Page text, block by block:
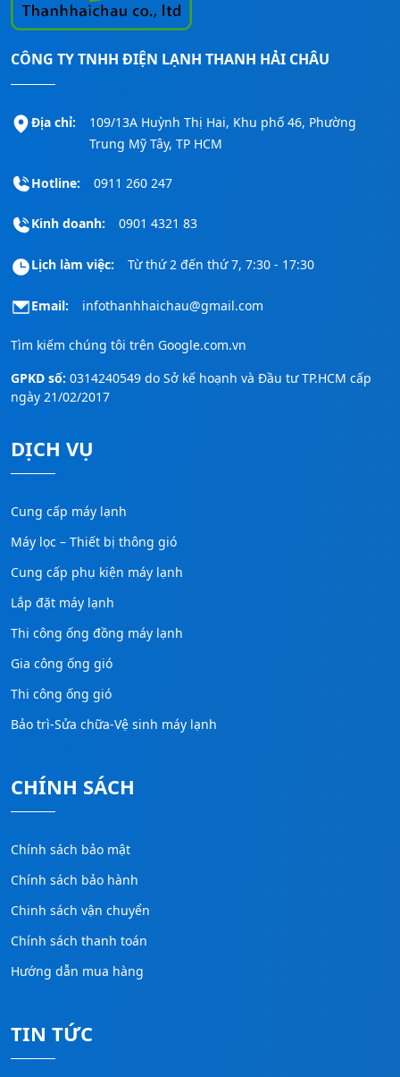
CÔNG TY TNHH ĐIỆN LẠNH THANH HẢI CHÂU
Địa chỉ:
109/13A Huỳnh Thị Hai, Khu phố 46, Phường
Trung Mỹ Tây, TP HCM
Hotline: 0911 260 247
Kinh doanh: 0901 4321 83
Lịch làm việc: Từ thứ 2 đến thứ 7, 7:30 - 17:30
Email: infothanhhaichau@gmail.com
Tìm kiếm chúng tôi trên Google.com.vn
GPKD số: 0314240549 do Sở kế hoạnh và Đầu tư TP.HCM cấp
ngày 21/02/2017
DỊCH VỤ
Cung cấp máy lạnh
Máy lọc – Thiết bị thông gió
Cung cấp phụ kiện máy lạnh
Lắp đặt máy lạnh
Thi công ống đồng máy lạnh
Gia công ống gió
Thi công ống gió
Bảo trì-Sửa chữa-Vệ sinh máy lạnh
CHÍNH SÁCH
Chính sách bảo mật
Chính sách bảo hành
Chinh sách vận chuyển
Chính sách thanh toán
Hướng dẫn mua hàng
TIN TỨC